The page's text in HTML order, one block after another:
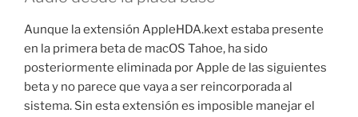
Aunque la extensión AppleHDA.kext estaba presente
en la primera beta de macOS Tahoe, ha sido
posteriormente eliminada por Apple de las siguientes
beta y no parece que vaya a ser reincorporada al
sistema. Sin esta extensión es imposible manejar el